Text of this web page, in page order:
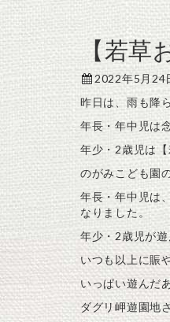
【若草
2022年5月24
昨日は、雨も降
年長・年中児は
年少・2歳児は
のがみこども園
年長・年中児は
なりました。
年少・2歳児が
いつも以上に賑
いっぱい遊んだ
ダグリ岬遊園地